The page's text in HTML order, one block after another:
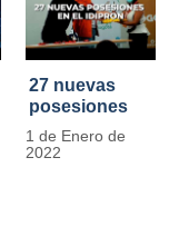
27 nuevas
posesiones
en el IDIPRON
1 de Enero de
2022